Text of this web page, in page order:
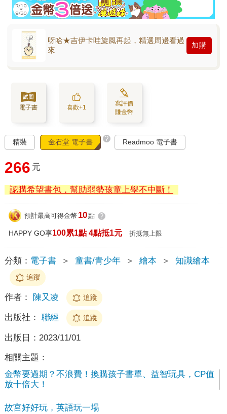
呀哈★吉伊卡哇旋風再起，精選周邊看過
來
加購
電子書 喜歡+1
寫評價
賺金幣
精裝 金石堂 電子書 ? Readmoo 電子書
266 元
認購希望書包，幫助弱勢孩童上學不中斷！
預計最高可得金幣 10點 ?
HAPPY GO享100累1點 4點抵1元 折抵無上限
分類： 電子書 ＞ 童書/青少年 ＞ 繪本 ＞ 知識繪本
追蹤
作者： 陳又凌 追蹤
出版社： 聯經 追蹤
出版日： 2023/11/01
相關主題：
金幣要過期？不浪費！換購孩子書單、益智玩具，CP值
放十倍大！
故宮好好玩，英語玩一場